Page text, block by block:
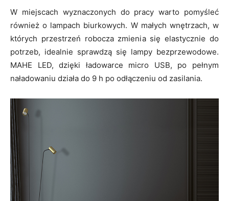
W miejscach wyznaczonych do pracy warto pomyśleć
również o lampach biurkowych. W małych wnętrzach, w
których przestrzeń robocza zmienia się elastycznie do
potrzeb, idealnie sprawdzą się lampy bezprzewodowe.
MAHE LED, dzięki ładowarce micro USB, po pełnym
naładowaniu działa do 9 h po odłączeniu od zasilania.